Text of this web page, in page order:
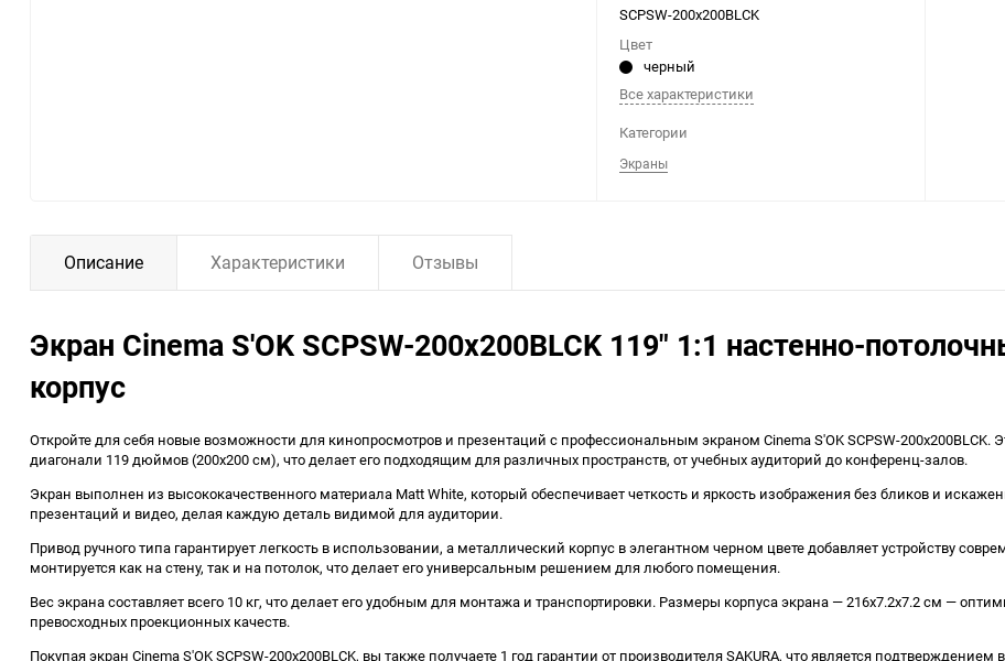
SCPSW-200x200BLCK
Цвет
черный
Все характеристики
Категории
Экраны
Описание Характеристики Отзывы
Экран Cinema S'OK SCPSW-200x200BLCK 119" 1:1 настенно-
корпус
Откройте для себя новые возможности для кинопросмотров и презентаций с профессиональным экраном Cinema S'OK SCPSW-
диагонали 119 дюймов (200x200 см), что делает его подходящим для различных пространств, от учебных аудиторий до конференц-залов.
Экран выполнен из высококачественного материала Matt White, который обеспечивает четкость и яркость изображения без бликов и
презентаций и видео, делая каждую деталь видимой для аудитории.
Привод ручного типа гарантирует легкость в использовании, а металлический корпус в элегантном черном цвете добавляет устройству
монтируется как на стену, так и на потолок, что делает его универсальным решением для любого помещения.
Вес экрана составляет всего 10 кг, что делает его удобным для монтажа и транспортировки. Размеры корпуса экрана — 216x7.2x7.2 см —
превосходных проекционных качеств.
Покупая экран Cinema S'OK SCPSW-200x200BLCK, вы также получаете 1 год гарантии от производителя SAKURA, что является